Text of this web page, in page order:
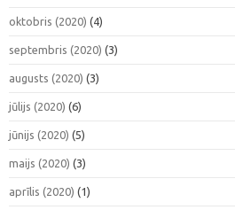
oktobris (2020) (4)
septembris (2020) (3)
augusts (2020) (3)
jūlijs (2020) (6)
jūnijs (2020) (5)
maijs (2020) (3)
aprīlis (2020) (1)